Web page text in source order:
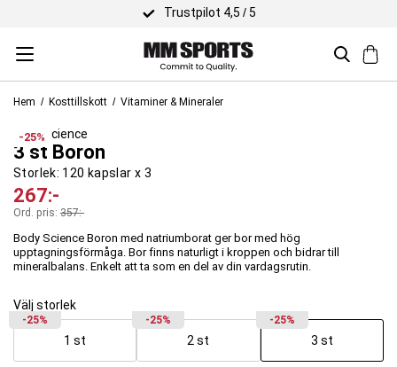
Trustpilot 4,5 / 5
Hem Kosttillskott Vitaminer & Mineraler
-25%
Body Science
3 st Boron
Storlek: 120 kapslar x 3
267:-
Ord. pris: 357:-
Body Science Boron med natriumborat ger bor med hög
upptagningsförmåga. Bor finns naturligt i kroppen och bidrar till
mineralbalans. Enkelt att ta som en del av din vardagsrutin.
Välj storlek
-25%
1 st
-25%
2 st
-25%
3 st